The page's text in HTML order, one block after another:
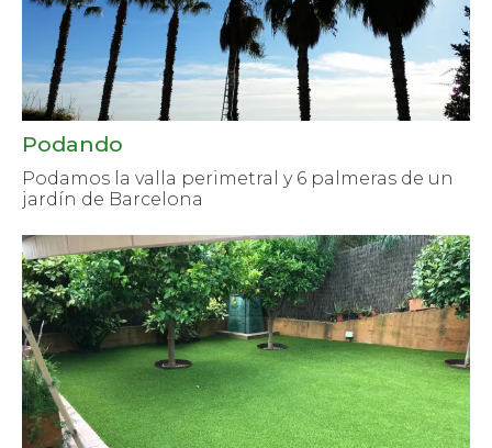
Podando
Podamos la valla perimetral y 6 palmeras de un
jardín de Barcelona